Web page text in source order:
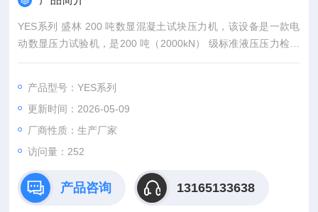
YES系列 盛林 200 吨数显混凝土试块压力机，该设备是一款电
动数显压力试验机，是200 吨（2000kN） 级标准液压压力检测
设备，专为混凝土、水泥、砖石等建材抗压强度测试设计。采用
时显示力值与加载速率，具备峰值保持、过载保护、数据存储功
能。
产品型号：YES系列
更新时间：2026-05-09
厂商性质：生产厂家
访问量：252
产品咨询 13165133638